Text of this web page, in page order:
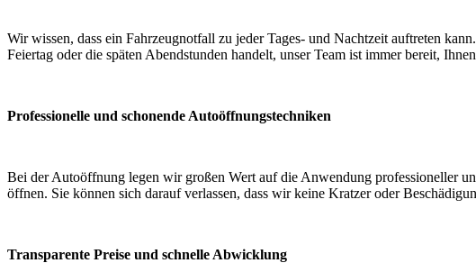
Wir wissen, dass ein Fahrzeugnotfall zu jeder Tages- und Nachtzeit auftreten
Feiertag oder die späten Abendstunden handelt, unser Team ist immer bereit,
Professionelle und schonende Autoöffnungstechniken
Bei der Autoöffnung legen wir großen Wert auf die Anwendung professioneller
öffnen. Sie können sich darauf verlassen, dass wir keine Kratzer oder
Transparente Preise und schnelle Abwicklung